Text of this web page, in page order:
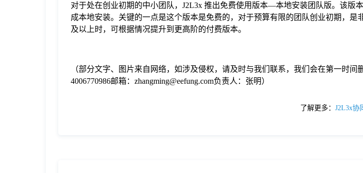
对于处在创业初期的中小团队，J2L3x 推出免费使用版本—本地安装团队版。该版
成本地安装。关键的一点是这个版本是免费的，对于预算有限的团队创业初期，是
及以上时，可根据情况提升到更高阶的付费版本。
（部分文字、图片来自网络，如涉及侵权，请及时与我们联系，我们会在第一时间
4006770986邮箱：zhangming@eefung.com负责人：张明）
了解更多： J2L3x协